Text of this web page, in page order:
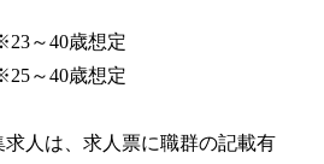
～40歳想定
～40歳想定
人は、求人票に職群の記載有